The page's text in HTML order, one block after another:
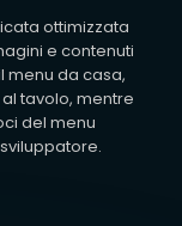
ottimizzata
e contenuti
menu da casa,
tavolo, mentre
del menu